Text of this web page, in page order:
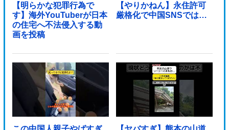
【明らかな犯罪行為で
す】海外YouTuberが日本
の住宅へ不法侵入する動
画を投稿
【やりかねん】永住許可
厳格化で中国SNSでは…